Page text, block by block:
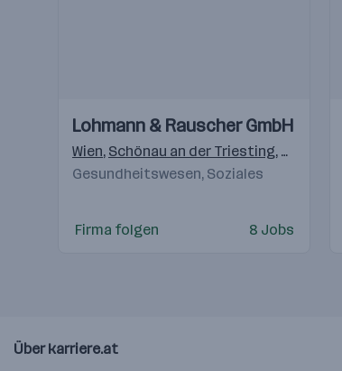
Videos
Einblicke
Einblicke
Lohmann & Rauscher GmbH
Wien, Schönau an der Triesting, Graz
Gesundheitswesen, Soziales
Firma folgen 8 Jobs
Über karriere.at